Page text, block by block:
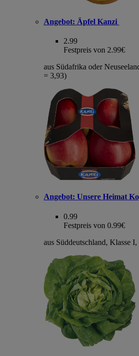
Angebot: Äpfel Kanzi
2.99
Festpreis von 2.99€
aus Südafrika oder
= 3,93)
Angebot: Unsere Heimat
0.99
Festpreis von 0.99€
aus Süddeutschland, Klasse